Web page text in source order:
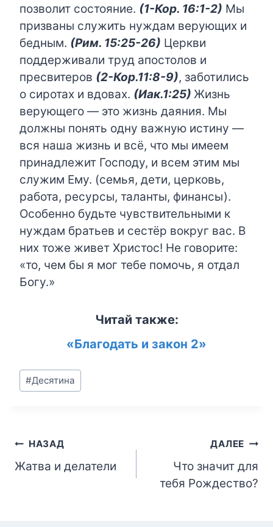
позволит состояние. (1-Кор. 16:1-2) Мы
призваны служить нуждам верующих и
бедным. (Рим. 15:25-26) Церкви
поддерживали труд апостолов и
пресвитеров (2-Кор.11:8-9), заботились
о сиротах и вдовах. (Иак.1:25) Жизнь
верующего — это жизнь даяния. Мы
должны понять одну важную истину —
вся наша жизнь и всё, что мы имеем
принадлежит Господу, и всем этим мы
служим Ему. (семья, дети, церковь,
работа, ресурсы, таланты, финансы).
Особенно будьте чувствительными к
нуждам братьев и сестёр вокруг вас. В
них тоже живет Христос! Не говорите:
«то, чем бы я мог тебе помочь, я отдал
Богу.»
Читай также:
«Благодать и закон 2»
Метки
записи:
#Десятина
Навигация
по
НАЗАД
Жатва и делатели
ДАЛЕЕ
Что значит для
тебя Рождество?